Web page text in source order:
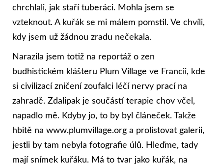
chrchlali, jak staří tuberáci. Mohla jsem se
vzteknout. A kuřák se mi málem pomstil. Ve chvíli,
kdy jsem už žádnou zradu nečekala.
Narazila jsem totiž na reportáž o zen
budhistickém klášteru Plum Village ve Francii, kde
si civilizací zničení zoufalci léčí nervy prací na
zahradě. Zdalipak je součástí terapie chov včel,
napadlo mě. Kdyby jo, to by byl článeček. Takže
hbitě na www.plumvillage.org a prolistovat galerii,
jestli by tam nebyla fotografie úlů. Hleďme, tady
mají snímek kuřáku. Má to tvar jako kuřák, na